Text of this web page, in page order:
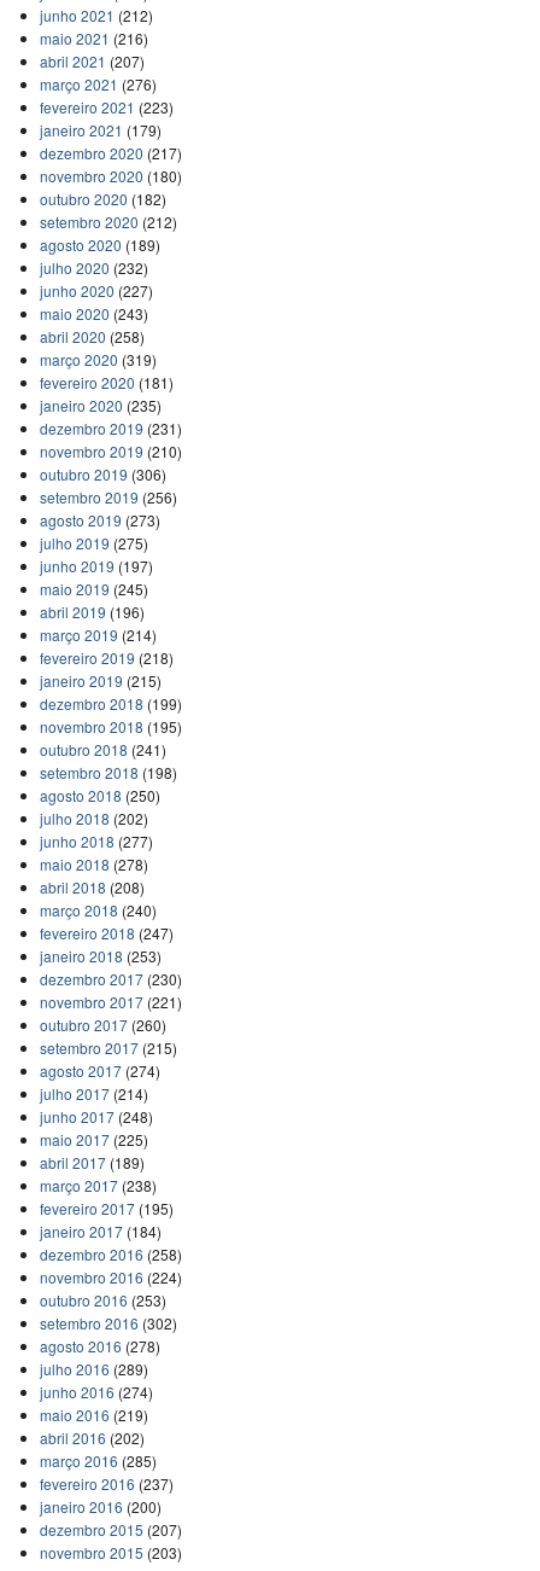
junho 2021 (212)
maio 2021 (216)
abril 2021 (207)
março 2021 (276)
fevereiro 2021 (223)
janeiro 2021 (179)
dezembro 2020 (217)
novembro 2020 (180)
outubro 2020 (182)
setembro 2020 (212)
agosto 2020 (189)
julho 2020 (232)
junho 2020 (227)
maio 2020 (243)
abril 2020 (258)
março 2020 (319)
fevereiro 2020 (181)
janeiro 2020 (235)
dezembro 2019 (231)
novembro 2019 (210)
outubro 2019 (306)
setembro 2019 (256)
agosto 2019 (273)
julho 2019 (275)
junho 2019 (197)
maio 2019 (245)
abril 2019 (196)
março 2019 (214)
fevereiro 2019 (218)
janeiro 2019 (215)
dezembro 2018 (199)
novembro 2018 (195)
outubro 2018 (241)
setembro 2018 (198)
agosto 2018 (250)
julho 2018 (202)
junho 2018 (277)
maio 2018 (278)
abril 2018 (208)
março 2018 (240)
fevereiro 2018 (247)
janeiro 2018 (253)
dezembro 2017(230)
novembro 2017(221)
outubro 2017(260)
setembro 2017(215)
agosto 2017(274)
julho 2017(214)
junho 2017(248)
maio 2017(225)
abril 2017(189)
março 2017(238)
fevereiro 2017(195)
janeiro 2017(184)
dezembro 2016 (258)
novembro 2016 (224)
outubro 2016 (253)
setembro 2016 (302)
agosto 2016 (278)
julho 2016 (289)
junho 2016 (274)
maio 2016 (219)
abril 2016 (202)
março 2016 (285)
fevereiro 2016 (237)
janeiro 2016 (200)
dezembro 2015 (207)
novembro 2015 (203)